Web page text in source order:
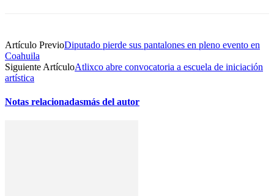
Artículo PrevioDiputado pierde sus pantalones en pleno evento en
Coahuila
Siguiente ArtículoAtlixco abre convocatoria a escuela de iniciación
artística
Notas relacionadasmás del autor